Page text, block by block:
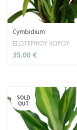
Cymbidium
ΕΣΩΤΕΡΙΚΟΥ ΧΩΡΟΥ
35,00 €
SOLD
OUT